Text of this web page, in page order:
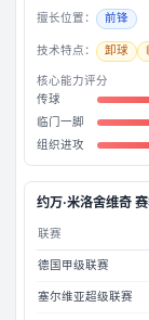
擅长位置： 前锋
技术特点： 卸球
核心能力评分
传球
临门一脚
组织进攻
约万·米洛舍维奇赛
联赛
德国甲级联赛
塞尔维亚超级联赛